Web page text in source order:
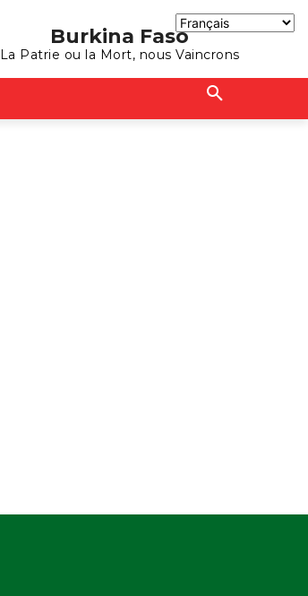
Burkina Faso
La Patrie ou la Mort, nous Vaincrons